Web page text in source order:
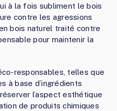
à la fois subliment le bois
contre les agressions
bois naturel traité contre
pour maintenir la
responsables, telles que
à base d’ingrédients
l’aspect esthétique
de produits chimiques